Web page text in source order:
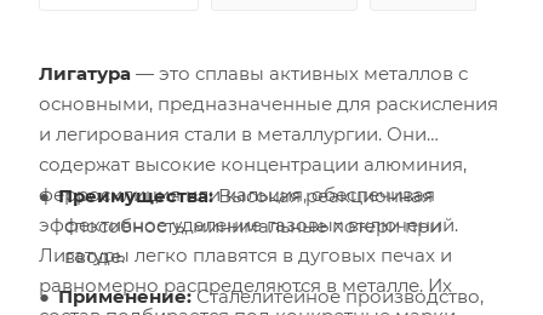
Лигатура — это сплавы активных металлов с
основными, предназначенные для раскисления
и легирования стали в металлургии. Они
содержат высокие концентрации алюминия,
ферросилиция или кальция, обеспечивая
эффективное удаление газовых включений.
Лигатуры легко плавятся в дуговых печах и
равномерно распределяются в металле. Их
Преимущества:Высокая реакционная
способность, минимальные потери при
вводе.
Применение:Сталелитейное производство,